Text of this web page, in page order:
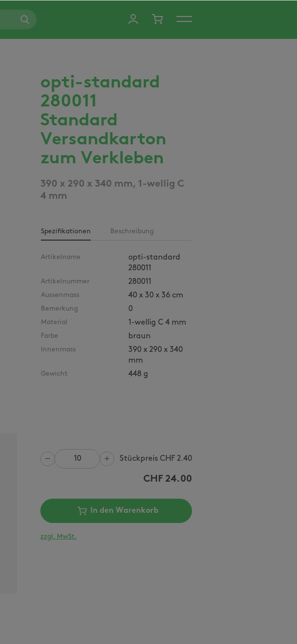
opti-standard
280011
Standard
Versandkarton
zum Verkleben
390 x 290 x 340 mm, 1-wellig C
4 mm
Spezifikationen Beschreibung
Artikelname
opti-standard
280011
Artikelnummer 280011
Aussenmass 40 x 30 x 36 cm
Bemerkung 0
Material 1-wellig C 4 mm
Farbe braun
Innenmass
390 x 290 x 340
mm
Gewicht 448 g
Anzahl Stückpreis CHF 2.40
CHF 24.00
In den Warenkorb
zzgl. MwSt.